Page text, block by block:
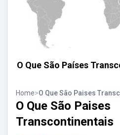
O Que São Países
Home>O Que São Paises
O Que São Paises
Transcontinentais